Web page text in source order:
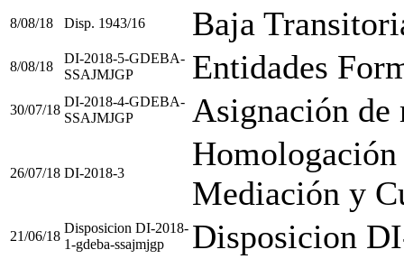
8/08/18 Disp. 1943/16 Baja
8/08/18
DI-2018-5-GDEBA-
SSAJMJGP
Entidades
30/07/18
DI-2018-4-GDEBA-
SSAJMJGP
Asignación de
26/07/18 DI-2018-3
Mediación y
21/06/18
Disposicion DI-2018-
1-gdeba-ssajmjgp
Disposicion